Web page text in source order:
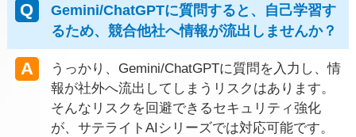
Gemini/ChatGPTに質問すると、自己学習す
るため、競合他社へ情報が流出しませんか？
うっかり、Gemini/ChatGPTに質問を入力し、情
報が社外へ流出してしまうリスクはあります。
そんなリスクを回避できるセキュリティ強化
が、サテライトAIシリーズでは対応可能です。